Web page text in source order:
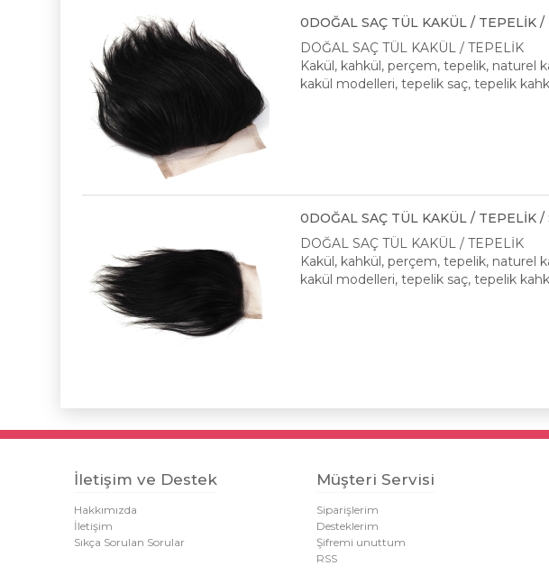
0DOĞAL SAÇ TÜL KAKÜL / TEPELİK
DOĞAL SAÇ TÜL KAKÜL / TEPELİK
Kakül, kahkül, perçem, tepelik, naturel
kakül modelleri, tepelik saç, tepelik
​0DOĞAL SAÇ TÜL KAKÜL / TEPELİK /
DOĞAL SAÇ TÜL KAKÜL / TEPELİK
Kakül, kahkül, perçem, tepelik, naturel
kakül modelleri, tepelik saç, tepelik
İletişim ve Destek
Hakkımızda
İletişim
Sıkça Sorulan Sorular
Müşteri Servisi
Siparişlerim
Desteklerim
Şifremi unuttum
RSS